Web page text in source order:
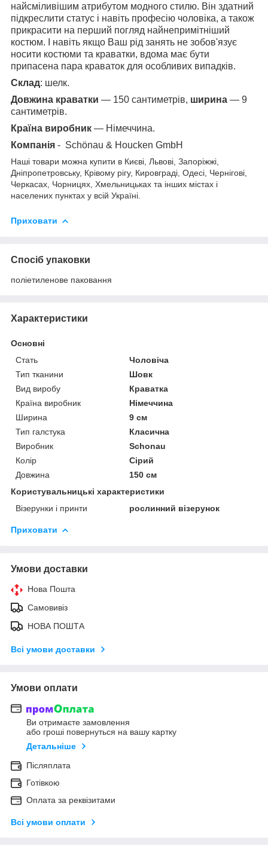
найсміливішим атрибутом модного стилю. Він здатний
підкреслити статус і навіть професію чоловіка, а також
прикрасити на перший погляд найнепримітніший
костюм. І навіть якщо Ваш рід занять не зобов'язує
носити костюми та краватки, вдома має бути
припасена пара краваток для особливих випадків.
Склад: шелк.
Довжина краватки — 150 сантиметрів, ширина — 9
сантиметрів.
Країна виробник — Німеччина.
Компанія - Schönau & Houcken GmbH
Наші товари можна купити в Києві, Львові, Запоріжжі,
Дніпропетровську, Крівому рігу, Кировграді, Одесі, Чернігові,
Черкасах, Чорницях, Хмельницьках та інших містах і
населених пунктах у всій Україні.
Приховати
Спосіб упаковки
поліетиленове паковання
Характеристики
Основні
Стать
Чоловіча
Тип тканини
Шовк
Вид виробу
Краватка
Країна виробник
Німеччина
Ширина
9 см
Тип галстука
Класична
Виробник
Schonau
Колір
Сірий
Довжина
150 см
Користувальницькі характеристики
Візерунки і принти
рослинний візерунок
Приховати
Умови доставки
Нова Пошта
Самовивіз
НОВА ПОШТА
Всі умови доставки
Умови оплати
Ви отримаєте замовлення
або гроші повернуться на вашу картку
Детальніше
Післяплата
Готівкою
Оплата за реквізитами
Всі умови оплати